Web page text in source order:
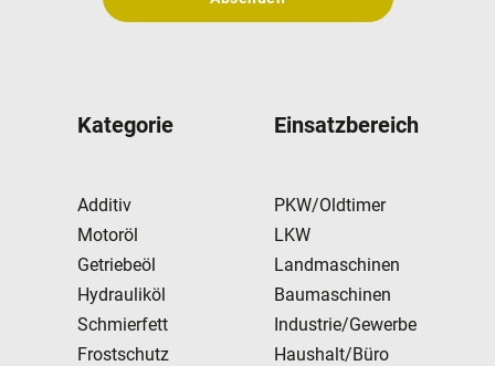
Kategorie
Additiv
Motoröl
Getriebeöl
Hydrauliköl
Schmierfett
Frostschutz
Einsatzbereich
PKW/Oldtimer
LKW
Landmaschinen
Baumaschinen
Industrie/Gewerbe
Haushalt/Büro